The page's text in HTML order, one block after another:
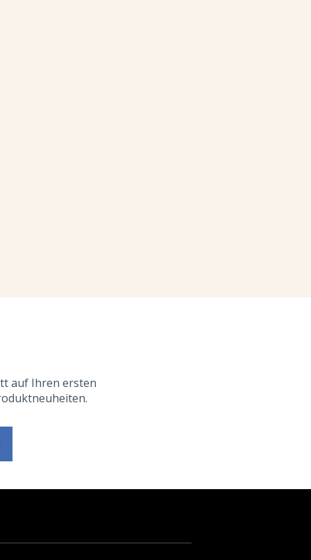
auf Ihren ersten